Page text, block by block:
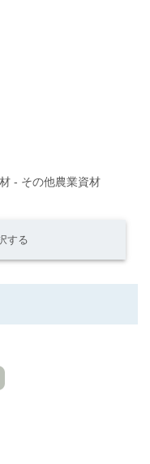
- その他農業資材
する